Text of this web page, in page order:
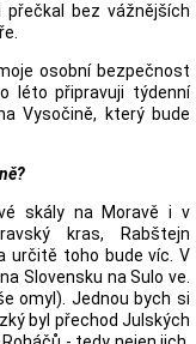
bez vážnějších
osobní bezpečnost
léto připravuji týdenní
Vysočině, který bude
skály na Moravě i v
kras, Rabštejn
určitě toho bude víc. V
Slovensku na Sulo ve.
omyl). Jednou bych si
byl přechod Julských